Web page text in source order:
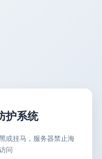
护系统
或挂马，服务器禁止海
问